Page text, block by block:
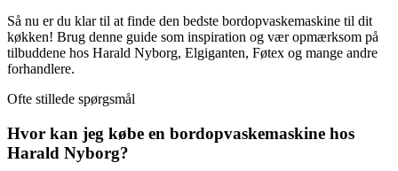
Så nu er du klar til at finde den bedste bordopvaskemaskine til dit
køkken! Brug denne guide som inspiration og vær opmærksom på
tilbuddene hos Harald Nyborg, Elgiganten, Føtex og mange andre
forhandlere.
Ofte stillede spørgsmål
Hvor kan jeg købe en bordopvaskemaskine hos
Harald Nyborg?